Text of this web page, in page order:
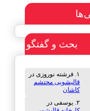
بحث و گفتگو
فرشته نوروزی در
قالیشویی محتشم
کاشان
یوسفی در